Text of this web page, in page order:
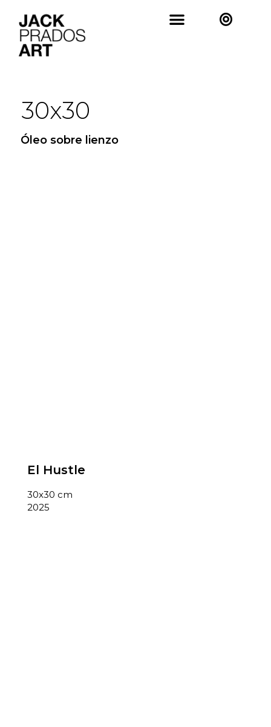
30x30
Óleo sobre lienzo
El Hustle
30x30 cm
2025